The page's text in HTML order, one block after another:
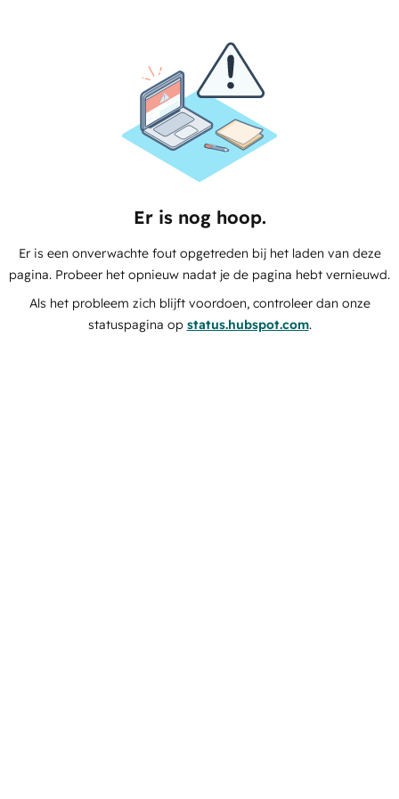
Er is nog hoop.
Er is een onverwachte fout opgetreden bij het laden van deze
pagina. Probeer het opnieuw nadat je de pagina hebt vernieuwd.
Als het probleem zich blijft voordoen, controleer dan onze
statuspagina op status.hubspot.com.